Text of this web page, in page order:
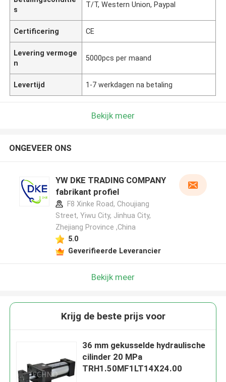
s
T/T, Western Union, Paypal
Certificering CE
Levering vermoge
n
5000pcs per maand
Levertijd 1-7 werkdagen na betaling
Bekijk meer
ONGEVEER ONS
YW DKE TRADING COMPANY
fabrikant profiel
F8 Xinke Road, Choujiang
Street, Yiwu City, Jinhua City,
Zhejiang Province ,China
5.0
Geverifieerde Leverancier
Bekijk meer
Krijg de beste prijs voor
36 mm gekusselde hydraulische
cilinder 20 MPa
TRH1.50MF1LT14X24.00